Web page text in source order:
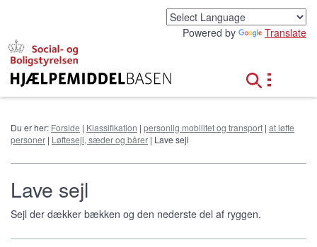
Powered by Translate
Du er her: Forside | Klassifikation | personlig mobilitet og transport | at løfte
personer | Løftesejl, sæder og bårer | Lave sejl
Lave sejl
Sejl der dækker bækken og den nederste del af ryggen.